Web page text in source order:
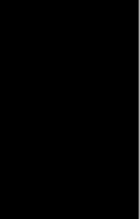
una duración de 01 hr 38
originales en
ha sido compuesta
obra está compartida